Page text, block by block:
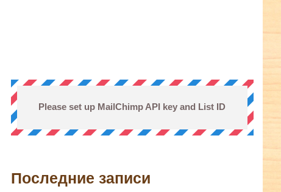
Please set up MailChimp API key and List ID
Последние записи